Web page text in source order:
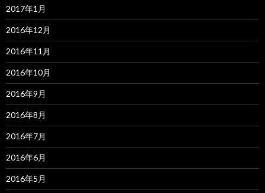
2017年1月
2016年12月
2016年11月
2016年10月
2016年9月
2016年8月
2016年7月
2016年6月
2016年5月